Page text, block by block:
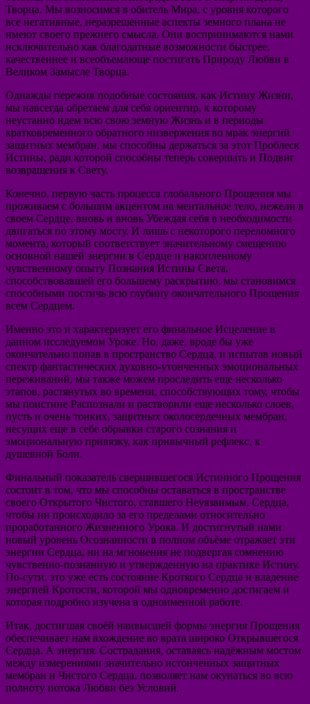
Творца. Мы возносимся в обитель Мира, с уровня которого
все негативные, неразрешенные аспекты земного плана не
имеют своего прежнего смысла. Они воспринимаются нами
исключительно как благодатные возможности быстрее,
качественнее и всеобъемлюще постигать Природу Любви в
Великом Замысле Творца.
Однажды пережив подобные состояния, как Истину Жизни,
мы навсегда обретаем для себя ориентир, к которому
неустанно идем всю свою земную Жизнь и в периоды
кратковременного обратного низвержения во мрак энергий
защитных мембран, мы способны держаться за этот Проблеск
Истины, ради которой способны теперь совершать и Подвиг
возвращения к Свету.
Конечно, первую часть процесса глобального Прощения мы
проживаем с большим акцентом на ментальное тело, нежели в
своем Сердце, вновь и вновь Убеждая себя в необходимости
двигаться по этому мосту. И лишь с некоторого переломного
момента, который соответствует значительному смещению
основной нашей энергии в Сердце и накопленному
чувственному опыту Познания Истины Света,
способствовавшей его большему раскрытию, мы становимся
способными постичь всю глубину окончательного Прощения
всем Сердцем.
Именно это и характеризует его финальное Исцеление в
данном исследуемом Уроке. Но, даже, вроде бы уже
окончательно попав в пространство Сердца, и испытав новый
спектр фантастических духовно-утонченных эмоциональных
переживаний, мы также можем проследить еще несколько
этапов, растянутых во времени, способствующих тому, чтобы
мы поистине Распознали и растворили еще несколько слоев,
пусть и очень тонких, защитных околосердечных мембран,
несущих еще в себе обрывки старого сознания и
эмоциональную привязку, как привычный рефлекс, к
душевной Боли.
Финальный показатель свершившегося Истинного Прощения
состоит в том, что мы способны оставаться в пространстве
своего Открытого Чистого, ставшего Неуязвимым, Сердца,
чтобы ни происходило за его пределами относительно
проработанного Жизненного Урока. И достигнутый нами
новый уровень Осознанности в полном объёме отражает эти
энергии Сердца, ни на мгновения не подвергая сомнению
чувственно-познанную и утвержденную на практике Истину.
По-сути, это уже есть состояние Кроткого Сердца и владение
энергией Кротости, которой мы одновременно достигаем и
которая подробно изучена в одноименной работе.
Итак, достигшая своёй наивысшей формы энергия Прощения
обеспечивает нам вхождение во врата широко Открывшегося
Сердца. А энергия. Сострадания, оставаясь надёжным мостом
между измерениями значительно истонченных защитных
мембран и Чистого Сердца, позволяет нам окунаться во всю
полноту потока Любви без Условий.